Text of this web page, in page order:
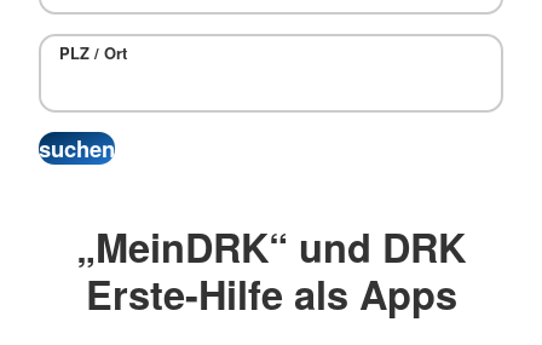
PLZ / Ort
„MeinDRK“ und DRK
Erste-Hilfe als Apps